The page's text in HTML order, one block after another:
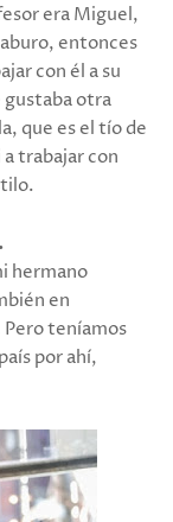
era Miguel,
entonces
con él a su
gustaba otra
que es el tío de
trabajar con
hermano
en
Pero teníamos
por ahí,